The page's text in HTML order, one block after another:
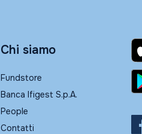
Chi siamo
Fundstore
Banca Ifigest S.p.A.
People
Contatti